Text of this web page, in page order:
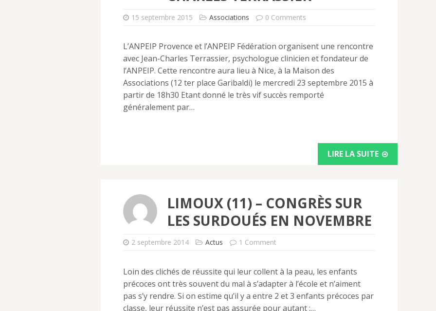
15 septembre 2015 Associations 0 Comments
L’ANPEIP Provence et l’ANPEIP Fédération organisent une rencontre
avec Jean-Charles Terrassier, psychologue clinicien et fondateur de
l’ANPEIP. Cette rencontre aura lieu à Nice, à la Maison des
Associations (12 ter place Garibaldi) le mercredi 23 septembre 2015 à
partir de 18h30 Etant donné le très vif succès remporté
généralement par…
LIRE LA SUITE
LIMOUX (11) – CONGRÈS SUR
LES SURDOUÉS EN NOVEMBRE
2 septembre 2014 Actus 1 Comment
Loin des clichés de réussite qui leur collent à la peau, les enfants
précoces ont très souvent du mal à s’adapter à l’école et n’aiment
pas s’y rendre. Si on estime qu’il y a entre 2 et 3 enfants précoces par
classe, leur réussite n’est pas assurée pour autant :…